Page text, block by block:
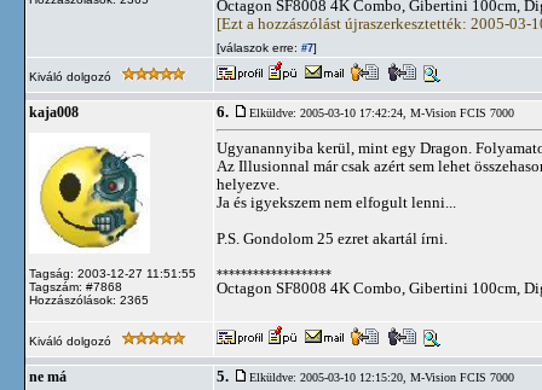
Octagon SF8008 4K Combo, Gibertini 100cm,
[Ezt a hozzászólást újraszerkesztették: 2005-03-
[válaszok erre: #7]
Kiváló dolgozó
kaja008
Tagság: 2003-12-27 11:51:55
Tagszám: #7868
Hozzászólások: 2365
6. Elküldve: 2005-03-10 17:42:24, M-Vision FCIS 7000
Ugyanannyiba kerül, mint egy Dragon.
Az Illusionnal már csak azért sem lehet
helyezve.
Ja és igyekszem nem elfogult lenni...
P.S. Gondolom 25 ezret akartál írni.
*******************
Octagon SF8008 4K Combo, Gibertini 100cm,
Kiváló dolgozó
ne má 5. Elküldve: 2005-03-10 12:15:20, M-Vision FCIS 7000